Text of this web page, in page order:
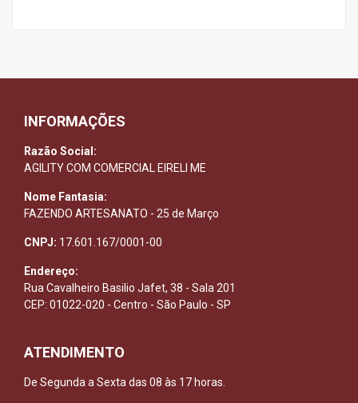
INFORMAÇÕES
Razão Social:
AGILITY COM COMERCIAL EIRELI ME
Nome Fantasia:
FAZENDO ARTESANATO - 25 de Março
CNPJ: 17.601.167/0001-00
Endereço:
Rua Cavalheiro Basilio Jafet, 38 - Sala 201
CEP: 01022-020 - Centro - São Paulo - SP
ATENDIMENTO
De Segunda a Sexta das 08 às 17 horas.